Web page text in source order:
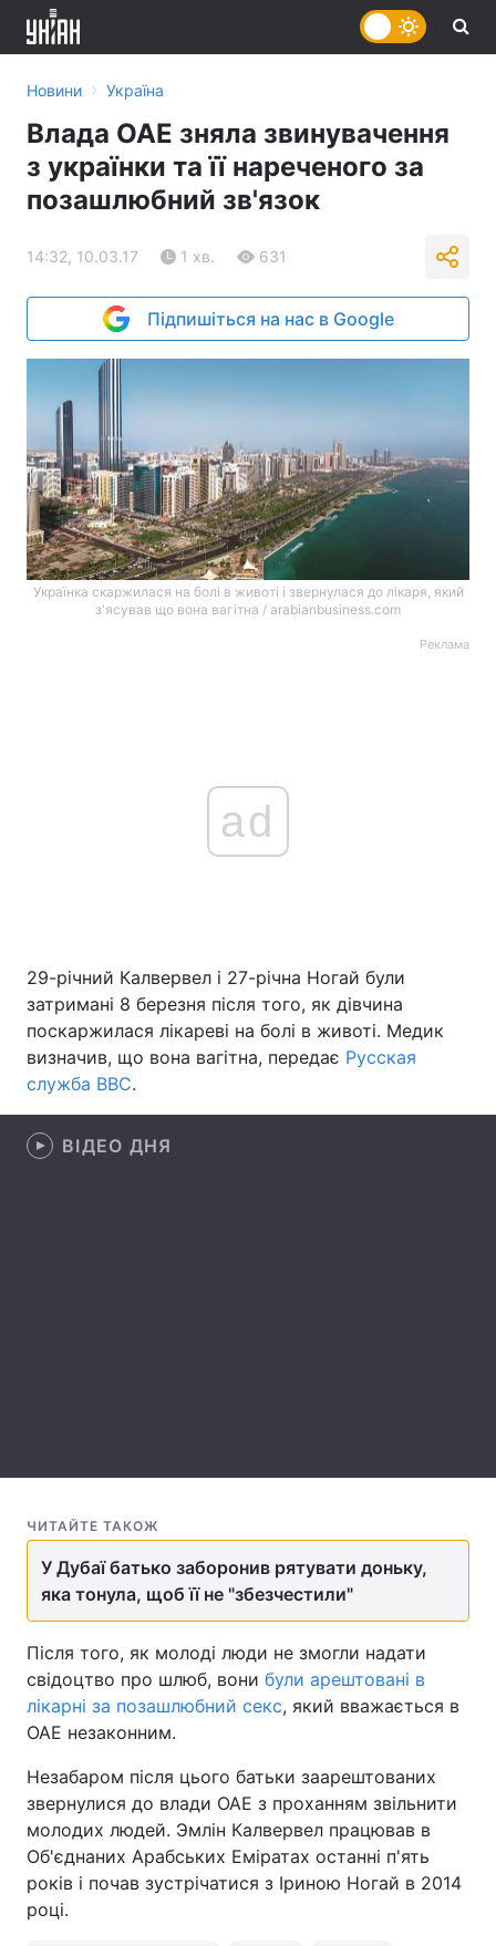
Головна
Україна
Екологія Регіони
Лонгріди
Відео з Youtube Статті
Архів Вакансії
Контакти
Послуги
Новини › Україна
Влада ОАЕ зняла звинувачення
з українки та її нареченого за
позашлюбний зв'язок
14:32, 10.03.17 1 хв. 631
Підпишіться на нас в Google
Українка скаржилася на болі в животі і звернулася до лікаря, який
з'ясував що вона вагітна / arabianbusiness.com
Реклама
ad
29-річний Калвервел і 27-річна Ногай були
затримані 8 березня після того, як дівчина
поскаржилася лікареві на болі в животі. Медик
визначив, що вона вагітна, передає Русская
служба ВВС.
ВІДЕО ДНЯ
ЧИТАЙТЕ ТАКОЖ
У Дубаї батько заборонив рятувати доньку,
яка тонула, щоб її не "збезчестили"
Після того, як молоді люди не змогли надати
свідоцтво про шлюб, вони були арештовані в
лікарні за позашлюбний секс, який вважається в
ОАЕ незаконним.
Незабаром після цього батьки заарештованих
звернулися до влади ОАЕ з проханням звільнити
молодих людей. Эмлін Калвервел працював в
Об'єднаних Арабських Еміратах останні п'ять
років і почав зустрічатися з Іриною Ногай в 2014
році.